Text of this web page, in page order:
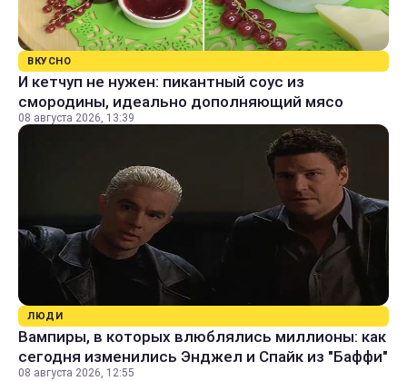
ВКУСНО
И кетчуп не нужен: пикантный соус из
смородины, идеально дополняющий мясо
08 августа 2026, 13:39
ЛЮДИ
Вампиры, в которых влюблялись миллионы: как
сегодня изменились Энджел и Спайк из "Баффи"
08 августа 2026, 12:55